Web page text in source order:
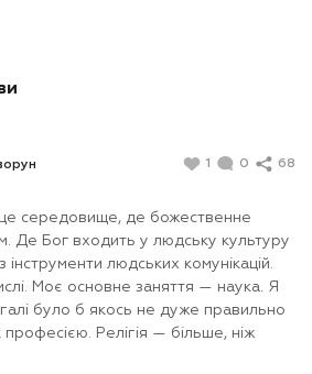
1 0 68
середовище, де божественне
Де Бог входить у людську культуру
людських комунікацій.
Моє основне заняття — наука. Я
було б якось не дуже правильно
професією. Релігія — більше, ніж